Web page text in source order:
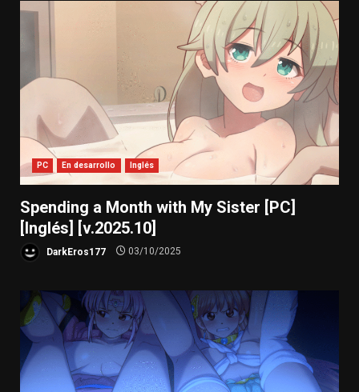
PC En desarrollo Inglés
Spending a Month with My Sister [PC]
[Inglés] [v.2025.10]
DarkEros177 03/10/2025